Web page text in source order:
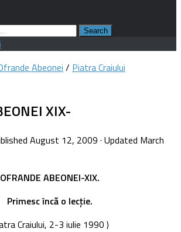
Abeonei / Piatra Craiului
XIX-
August 12, 2009 · Updated March
OFRANDE ABEONEI-XIX.
Primesc încă o lecţie.
Craiului, 2-3 iulie 1990 )